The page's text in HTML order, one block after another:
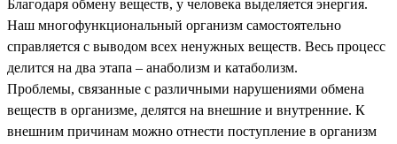
Благодаря обмену веществ, у человека выделяется энергия.
Наш многофункциональный организм самостоятельно
справляется с выводом всех ненужных веществ. Весь процесс
делится на два этапа – анаболизм и катаболизм.
Проблемы, связанные с различными нарушениями обмена
веществ в организме, делятся на внешние и внутренние. К
внешним причинам можно отнести поступление в организм